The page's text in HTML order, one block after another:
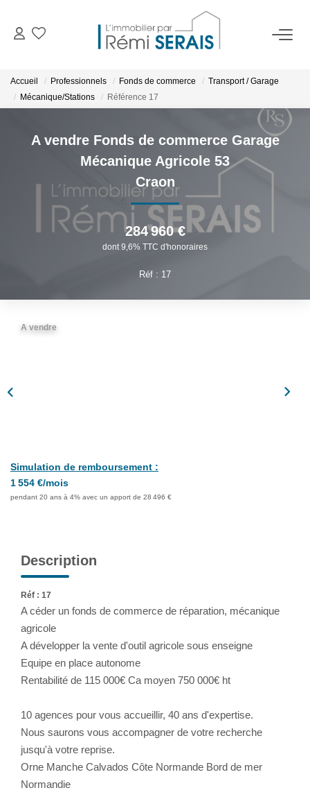
LOUER
VENDRE
BIENS VENDUS
ADMINISTRATION DE BIENS
Gestion
Accueil Professionnels Fonds de commerce
Transport / Garage
Mécanique/Stations
Référence 17
A vendre Fonds de commerce Garage
Mécanique Agricole 53
Craon
284 960 €
dont 9,6% TTC d'honoraires
Réf : 17
A vendre
Simulation de remboursement :
1 554 €/mois
pendant 20 ans à 4% avec un apport de 28 496 €
Description
Réf : 17
A céder un fonds de commerce de réparation, mécanique
agricole
A développer la vente d'outil agricole sous enseigne
Equipe en place autonome
Rentabilité de 115 000€ Ca moyen 750 000€ ht
10 agences pour vous accueillir, 40 ans d'expertise.
Nous saurons vous accompagner de votre recherche
jusqu'à votre reprise.
Orne Manche Calvados Côte Normande Bord de mer
Normandie